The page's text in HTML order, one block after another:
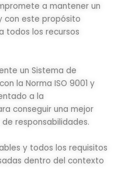
a mantener un
con este propósito
todos los recursos
un Sistema de
la Norma ISO 9001 y
a la
conseguir una mejor
responsabilidades.
y todos los requisitos
dentro del contexto